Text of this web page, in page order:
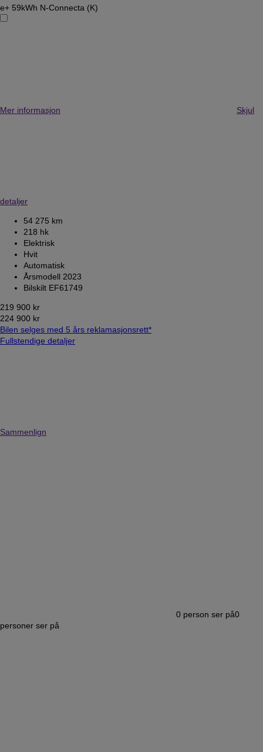
e+ 59kWh N-Connecta (K)
Mer informasjon Skjul
detaljer
54 275 km
218 hk
Elektrisk
Hvit
Automatisk
Årsmodell 2023
Bilskilt EF61749
219 900 kr
224 900 kr
Bilen selges med 5 års reklamasjonsrett*
Fullstendige detaljer
Sammenlign
0 person ser på0
personer ser på